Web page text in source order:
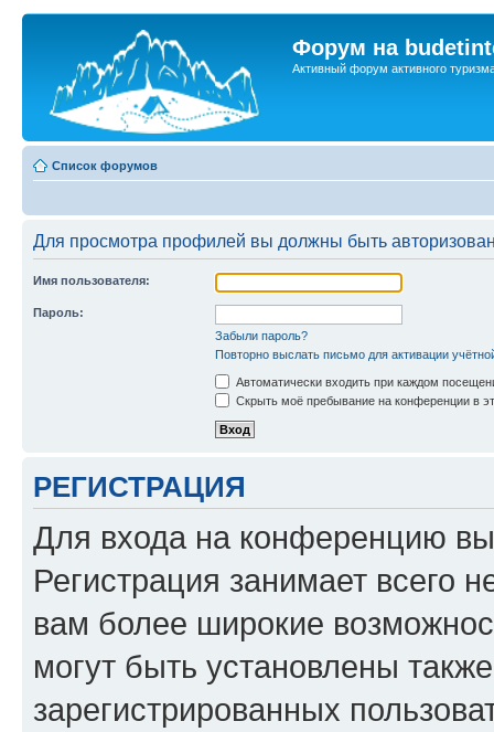
Форум на
Активный форум активного
Список форумов
Для просмотра профилей вы должны быть
Имя пользователя:
Пароль:
Забыли пароль?
Повторно выслать письмо для активации
Автоматически входить при каждом
Скрыть моё пребывание на конференции в
РЕГИСТРАЦИЯ
Для входа на конференцию
Регистрация занимает всего
вам более широкие
могут быть установлены
зарегистрированных